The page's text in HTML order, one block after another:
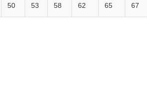
50
53
58
62
65
67